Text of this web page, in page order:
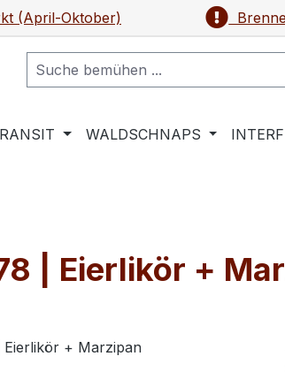
(April-Oktober)
WALDSCHNAPS
| Eierlikör +